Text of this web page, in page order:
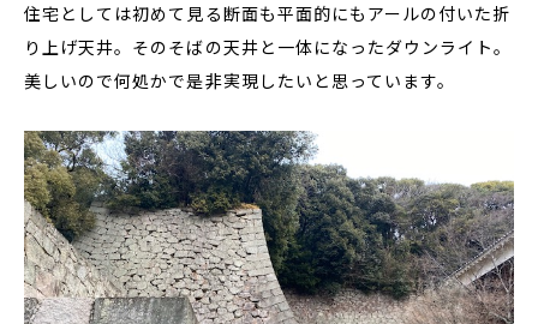
住宅としては初めて見る断面も平面的にもアールの付いた折
り上げ天井。そのそばの天井と一体になったダウンライト。
美しいので何処かで是非実現したいと思っています。